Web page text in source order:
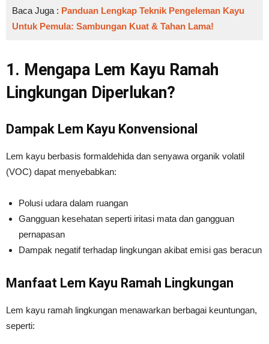
Baca Juga : Panduan Lengkap Teknik Pengeleman Kayu
Untuk Pemula: Sambungan Kuat & Tahan Lama!
1. Mengapa Lem Kayu Ramah
Lingkungan Diperlukan?
Dampak Lem Kayu Konvensional
Lem kayu berbasis formaldehida dan senyawa organik volatil
(VOC) dapat menyebabkan:
Polusi udara dalam ruangan
Gangguan kesehatan seperti iritasi mata dan gangguan
pernapasan
Dampak negatif terhadap lingkungan akibat emisi gas beracun
Manfaat Lem Kayu Ramah Lingkungan
Lem kayu ramah lingkungan menawarkan berbagai keuntungan,
seperti: